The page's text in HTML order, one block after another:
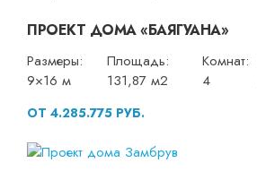
ПРОЕКТ ДОМА «БАЯГУАНА»
Размеры:
9×16 м
Площадь:
131,87 м2
Комнат:
4
ОТ 4.285.775 РУБ.